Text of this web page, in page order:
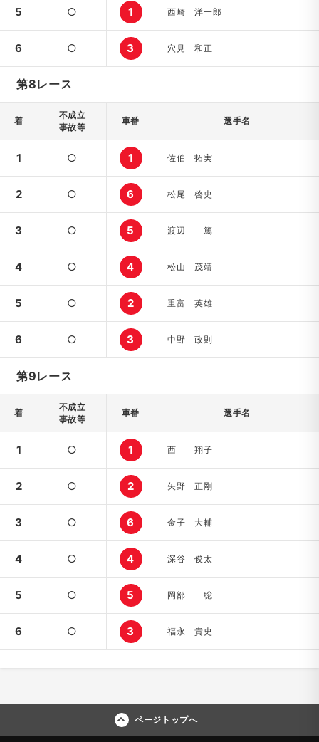
5 ○ 1 西崎 洋一郎
6 ○ 3 穴見 和正
第8レース
着
不成立
事故等
車番 選手名
1 ○ 1 佐伯 拓実
2 ○ 6 松尾 啓史
3 ○ 5 渡辺 篤
4 ○ 4 松山 茂靖
5 ○ 2 重富 英雄
6 ○ 3 中野 政則
第9レース
着
不成立
事故等
車番 選手名
1 ○ 1 西 翔子
2 ○ 2 矢野 正剛
3 ○ 6 金子 大輔
4 ○ 4 深谷 俊太
5 ○ 5 岡部 聡
6 ○ 3 福永 貴史
ページトップへ